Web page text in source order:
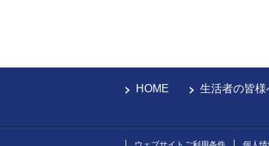
HOME 生活者の皆様